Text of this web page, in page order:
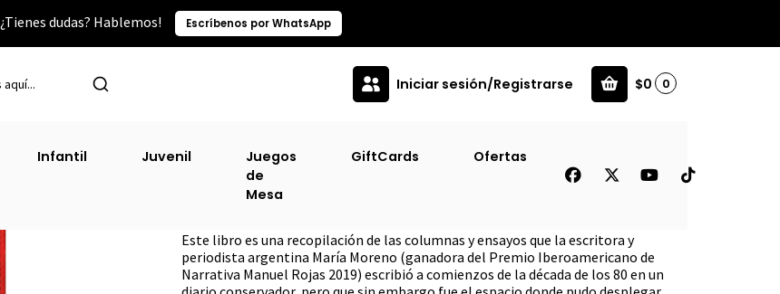
¿Tienes dudas? Hablemos! Escríbenos por WhatsApp
Iniciar sesión/Registrarse $0 0
Infantil Juvenil
Juegos
de
Mesa
GiftCards Ofertas
A Tontas Y Locas [Ens]
Este libro es una recopilación de las columnas y ensayos que la escritora y
periodista argentina María Moreno (ganadora del Premio Iberoamericano de
Narrativa Manuel Rojas 2019) escribió a comienzos de la década de los 80 en un